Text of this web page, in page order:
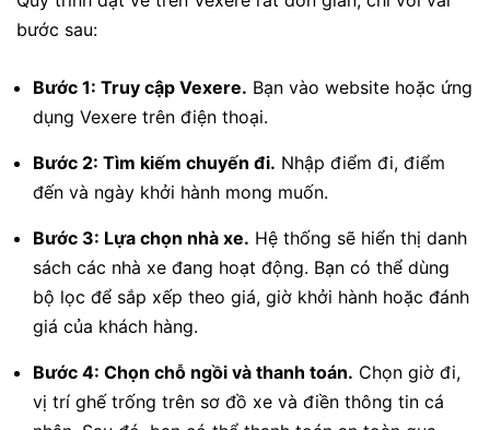
bước sau:
Bước 1: Truy cập Vexere. Bạn vào website hoặc ứng
dụng Vexere trên điện thoại.
Bước 2: Tìm kiếm chuyến đi. Nhập điểm đi, điểm
đến và ngày khởi hành mong muốn.
Bước 3: Lựa chọn nhà xe. Hệ thống sẽ hiển thị danh
sách các nhà xe đang hoạt động. Bạn có thể dùng
bộ lọc để sắp xếp theo giá, giờ khởi hành hoặc đánh
giá của khách hàng.
Bước 4: Chọn chỗ ngồi và thanh toán. Chọn giờ đi,
vị trí ghế trống trên sơ đồ xe và điền thông tin cá